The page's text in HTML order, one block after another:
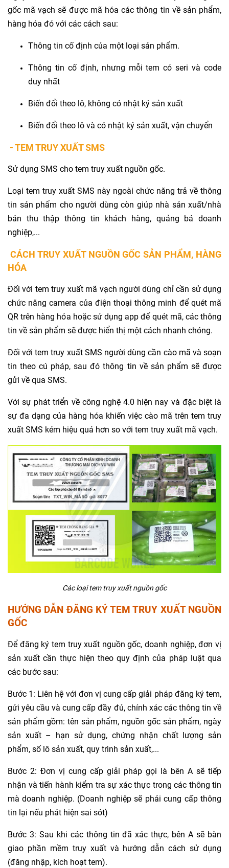
gốc mã vạch sẽ được mã hóa các thông tin về sản phẩm,
hàng hóa đó với các cách sau:
Thông tin cố định của một loại sản phẩm.
Thông tin cố định, nhưng mỗi tem có seri và code
duy nhất
Biến đổi theo lô, không có nhật ký sản xuất
Biến đổi theo lô và có nhật ký sản xuất, vận chuyển
- TEM TRUY XUẤT SMS
Sử dụng SMS cho tem truy xuất nguồn gốc.
Loại tem truy xuất SMS này ngoài chức năng trả về thông
tin sản phẩm cho người dùng còn giúp nhà sản xuất/nhà
bán thu thập thông tin khách hàng, quảng bá doanh
nghiệp,...
CÁCH TRUY XUẤT NGUỒN GỐC SẢN PHẨM, HÀNG
HÓA
Đối với tem truy xuất mã vạch người dùng chỉ cần sử dụng
chức năng camera của điện thoại thông minh để quét mã
QR trên hàng hóa hoặc sử dụng app để quét mã, các thông
tin về sản phẩm sẽ được hiển thị một cách nhanh chóng.
Đối với tem truy xuất SMS người dùng cần cào mã và soạn
tin theo cú pháp, sau đó thông tin về sản phẩm sẽ được
gửi về qua SMS.
Với sự phát triển về công nghệ 4.0 hiện nay và đặc biệt là
sự đa dạng của hàng hóa khiến việc cào mã trên tem truy
xuất SMS kém hiệu quả hơn so với tem truy xuất mã vạch.
Các loại tem truy xuất nguồn gốc
HƯỚNG DẪN ĐĂNG KÝ TEM TRUY XUẤT NGUỒN
GỐC
Để đăng ký tem truy xuất nguồn gốc, doanh nghiệp, đơn vị
sản xuất cần thực hiện theo quy định của pháp luật qua
các bước sau:
Bước 1: Liên hệ với đơn vị cung cấp giải pháp đăng ký tem,
gửi yêu cầu và cung cấp đầy đủ, chính xác các thông tin về
sản phẩm gồm: tên sản phẩm, nguồn gốc sản phẩm, ngày
sản xuất – hạn sử dụng, chứng nhận chất lượng sản
phẩm, số lô sản xuất, quy trình sản xuất,...
Bước 2: Đơn vị cung cấp giải pháp gọi là bên A sẽ tiếp
nhận và tiến hành kiểm tra sự xác thực trong các thông tin
mà doanh nghiệp. (Doanh nghiệp sẽ phải cung cấp thông
tin lại nếu phát hiện sai sót)
Bước 3: Sau khi các thông tin đã xác thực, bên A sẽ bàn
giao phần mềm truy xuất và hướng dẫn cách sử dụng
(đăng nhập, kích hoạt tem).